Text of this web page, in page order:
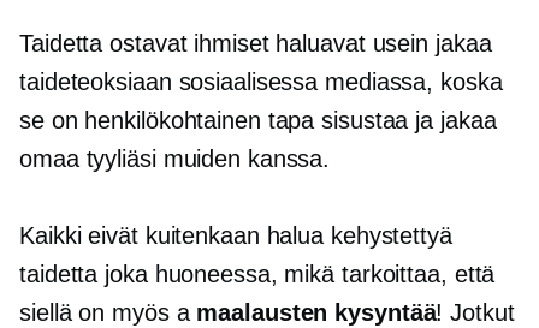
Taidetta ostavat ihmiset haluavat usein jakaa
taideteoksiaan sosiaalisessa mediassa, koska
se on henkilökohtainen tapa sisustaa ja jakaa
omaa tyyliäsi muiden kanssa.
Kaikki eivät kuitenkaan halua kehystettyä
taidetta joka huoneessa, mikä tarkoittaa, että
siellä on myös a maalausten kysyntää! Jotkut